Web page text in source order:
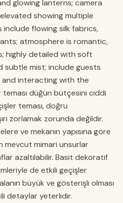
glowing lanterns; camera
showing multiple
flowing silk fabrics,
atmosphere is romantic,
highly detailed with soft
subtle mist; include guests
interacting with the
düğün bütçesini ciddi
teması, doğru
zorlamak zorunda değildir.
ve mekanın yapısına göre
mevcut mimari unsurlar
azaltılabilir. Basit dekoratif
de etkili geçişler
büyük ve gösterişli olması
detaylar yeterlidir.